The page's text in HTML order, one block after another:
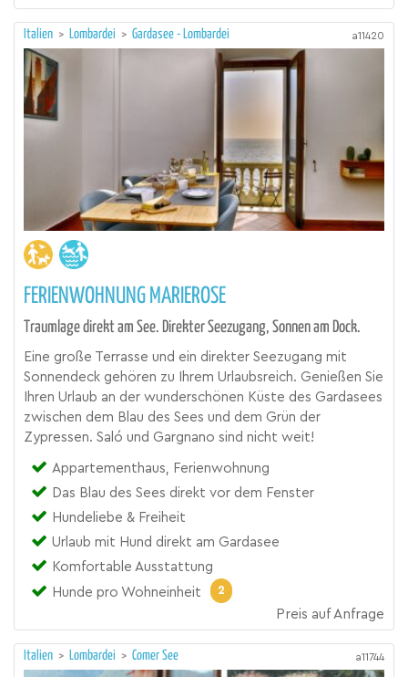
Italien > Lombardei > Gardasee - Lombardei a11420
FERIENWOHNUNG MARIEROSE
Traumlage direkt am See. Direkter Seezugang, Sonnen am Dock.
Eine große Terrasse und ein direkter Seezugang mit
Sonnendeck gehören zu Ihrem Urlaubsreich. Genießen Sie
Ihren Urlaub an der wunderschönen Küste des Gardasees
zwischen dem Blau des Sees und dem Grün der
Zypressen. Saló und Gargnano sind nicht weit!
Appartementhaus, Ferienwohnung
Das Blau des Sees direkt vor dem Fenster
Hundeliebe & Freiheit
Urlaub mit Hund direkt am Gardasee
Komfortable Ausstattung
Hunde pro Wohneinheit
2
Preis auf Anfrage
Italien > Lombardei > Comer See a11744